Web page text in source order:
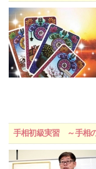
手相初級実習 ～手相